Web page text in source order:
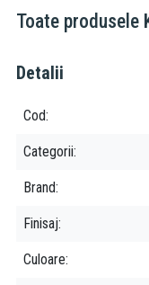
Compatibilitate:
1/4")
Toate produsele
Detalii
Cod
Categorii
Brand
Finisaj
Culoare